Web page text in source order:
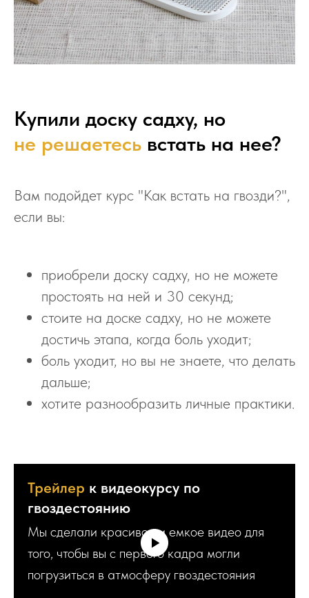
Купили доску садху, но
не решаетесь встать на нее?
Вам подойдет курс "Как встать на гвозди?",
если вы:
приобрели доску садху, но не можете
простоять на ней и 30 секунд;
стоите на доске садху, но не можете
достичь этапа, когда боль уходит;
боль уходит, но вы не знаете, что делать
дальше;
хотите разнообразить личные практики.
Трейлер к видеокурсу по
гвоздестоянию
Мы сделали красивое и емкое видео для
того, чтобы вы с первого кадра могли
погрузиться в атмосферу гвоздестояния